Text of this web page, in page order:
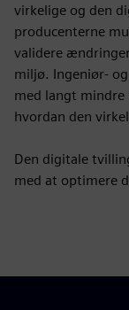
virkelige og den
producenterne
validere
miljø. Ingeniør-
med langt
hvordan den
Den digitale
med at optimere